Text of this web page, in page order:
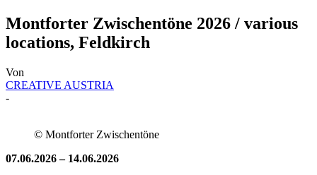
Montforter Zwischentöne 2026 / various
locations, Feldkirch
Von
CREATIVE AUSTRIA
-
© Montforter Zwischentöne
07.06.2026 – 14.06.2026